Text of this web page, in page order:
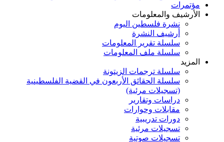
مؤتمرات
الأرشيف والمعلومات
نشرة فلسطين اليوم
أرشيف النشرة
سلسلة تقرير المعلومات
سلسلة ملف المعلومات
المزيد
سلسلة ترجمات الزيتونة
سلسلة الحقائق الأربعون في القضية الفلسطينية
(تسجيلات مرئية)
دراسات وتقارير
مقابلات وحوارات
دورات تدريبية
تسجيلات مرئية
تسجيلات صوتية